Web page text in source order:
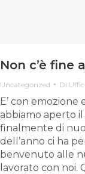
Non c’è fine
Uncategorized Di
E’ con emozione
abbiamo aperto
finalmente di
dell’anno ci ha
benvenuto alle
lavorato con noi.